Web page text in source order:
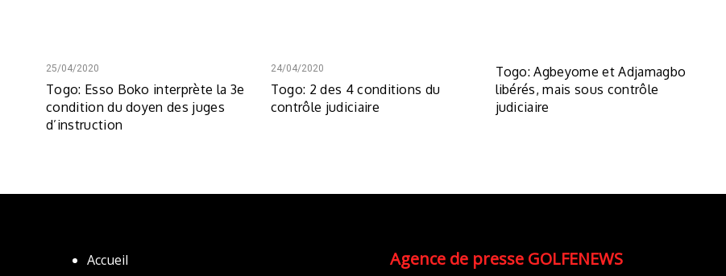
25/04/2020
Togo: Esso Boko interprète la 3e
condition du doyen des juges
d’instruction
24/04/2020
Togo: 2 des 4 conditions du
contrôle judiciaire
Togo: Agbeyome et Adjamagbo
libérés, mais sous contrôle
judiciaire
Accueil Agence de presse GOLFENEWS